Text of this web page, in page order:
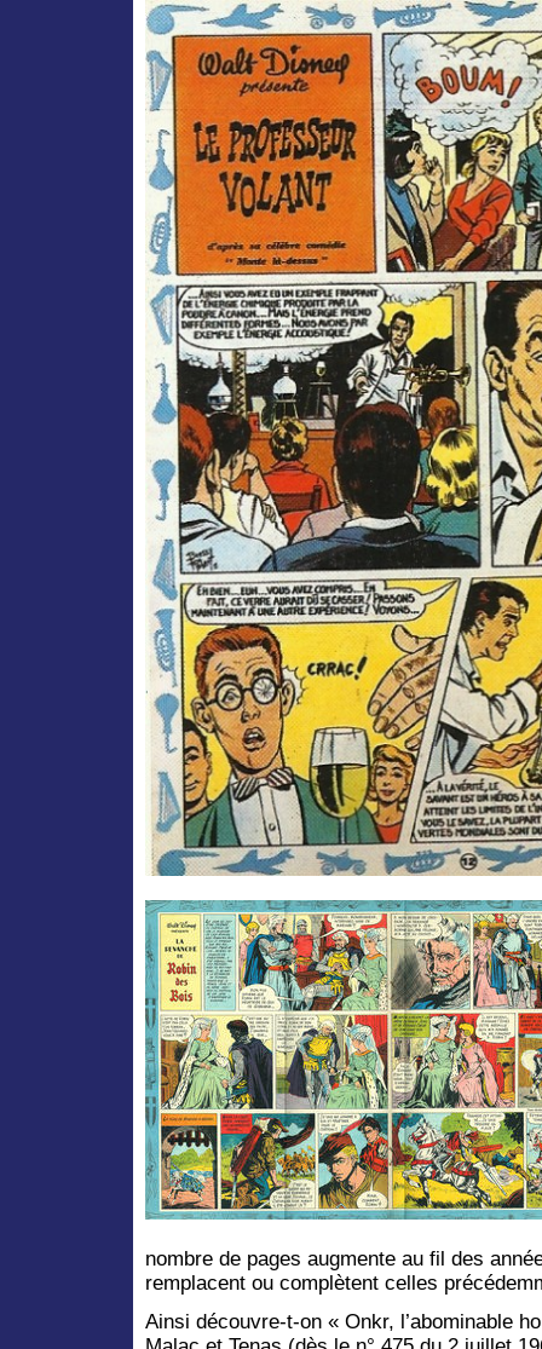
nombre de pages augmente au fil des
remplacent ou complètent celles
Ainsi découvre-t-on « Onkr, l’abominable